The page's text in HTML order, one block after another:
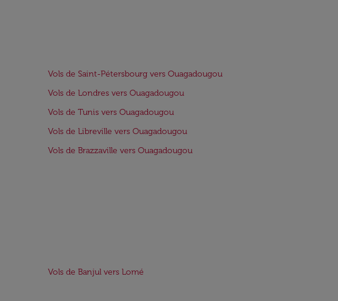
Vols de Saint-Pétersbourg vers Ouagadougou
Vols de Londres vers Ouagadougou
Vols de Tunis vers Ouagadougou
Vols de Libreville vers Ouagadougou
Vols de Brazzaville vers Ouagadougou
Vols de Banjul vers Lomé